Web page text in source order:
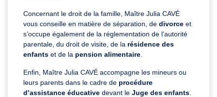
Concernant le droit de la famille, Maître Julia CAVÉ
vous conseille en matière de séparation, de divorce et
s’occupe également de la réglementation de l’autorité
parentale, du droit de visite, de la résidence des
enfants et de la pension alimentaire
Enfin, Maître Julia CAVÉ accompagne les mineurs ou
leurs parents dans le cadre de procédure
d’assistance éducative devant le Juge des enfants